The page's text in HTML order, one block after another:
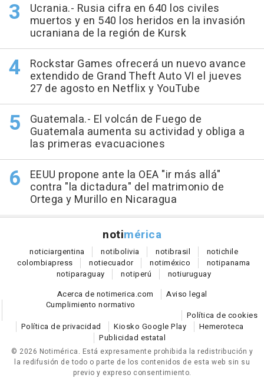
Ucrania.- Rusia cifra en 640 los civiles
muertos y en 540 los heridos en la invasión
ucraniana de la región de Kursk
Rockstar Games ofrecerá un nuevo avance
extendido de Grand Theft Auto VI el jueves
27 de agosto en Netflix y YouTube
Guatemala.- El volcán de Fuego de
Guatemala aumenta su actividad y obliga a
las primeras evacuaciones
EEUU propone ante la OEA "ir más allá"
contra "la dictadura" del matrimonio de
Ortega y Murillo en Nicaragua
notimérica
noticiargentina notibolivia notibrasil notichile
colombiapress notiecuador notiméxico notipanama
notiparaguay notiperú notiuruguay
Acerca de notimerica.com
Aviso legal
Cumplimiento normativo
Política de cookies
Política de privacidad
Kiosko Google Play
Hemeroteca
Publicidad estatal
© 2026 Notimérica. Está expresamente prohibida la redistribución y
la redifusión de todo o parte de los contenidos de esta web sin su
previo y expreso consentimiento.